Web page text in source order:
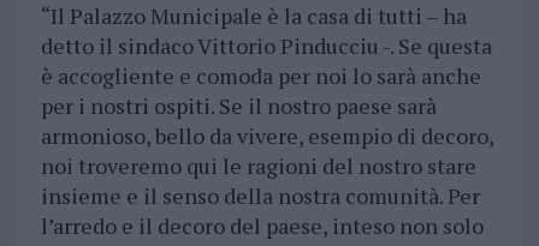
“Il Palazzo Municipale è la casa di tutti – ha
detto il sindaco Vittorio Pinducciu -. Se questa
è accogliente e comoda per noi lo sarà anche
per i nostri ospiti. Se il nostro paese sarà
armonioso, bello da vivere, esempio di decoro,
noi troveremo qui le ragioni del nostro stare
insieme e il senso della nostra comunità. Per
l’arredo e il decoro del paese, inteso non solo